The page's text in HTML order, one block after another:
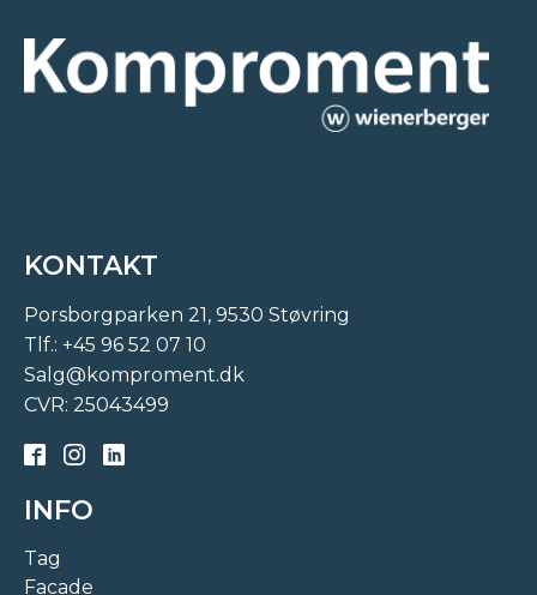
KONTAKT
Porsborgparken 21, 9530 Støvring
Tlf.: +45 96 52 07 10
Salg@komproment.dk
CVR: 25043499
INFO
Tag
Facade